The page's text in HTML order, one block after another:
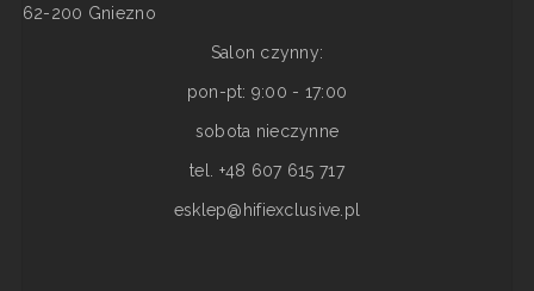
62-200 Gniezno
Salon czynny:
pon-pt: 9:00 - 17:00
sobota nieczynne
tel. +48 607 615 717
esklep@hifiexclusive.pl